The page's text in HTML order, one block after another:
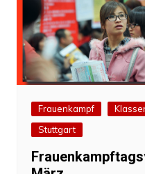
Frauenkampf
Stuttgart